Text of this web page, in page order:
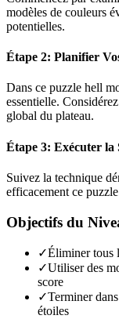
modèles de couleurs
potentielles.
Étape 2: Planifier
Dans ce puzzle hell
essentielle.
global du plateau.
Étape 3: Exécuter la
Suivez la technique
efficacement ce
Objectifs du
✓Éliminer tous
✓Utiliser des
score
✓Terminer
étoiles